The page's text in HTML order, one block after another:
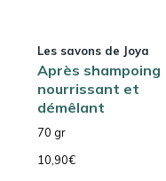
Les savons de Joya
Après shampoing
nourrissant et
démêlant
70 gr
10,90€